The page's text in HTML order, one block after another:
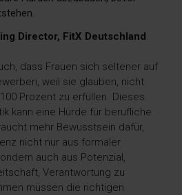
Director, FitX Deutschland
dass Frauen sich seltener auf
weil sie glauben, nicht
Prozent zu erfüllen. Dieses
kann eine Hürde für berufliche
mehr Bewusstsein dafür,
nicht nur aus formaler
auch aus Potenzial,
Verantwortung zu
müssen die richtigen